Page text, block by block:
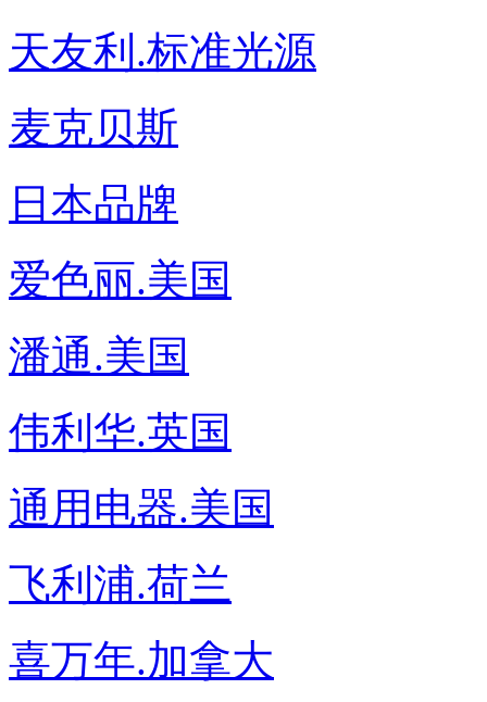
天友利.标准光源
麦克贝斯
日本品牌
爱色丽.美国
潘通.美国
伟利华.英国
通用电器.美国
飞利浦.荷兰
喜万年.加拿大